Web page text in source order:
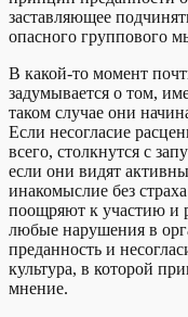
заставляющее
опасного группового
В какой-то момент
задумывается о том,
таком случае они
Если несогласие
всего, столкнутся с
если они видят
инакомыслие без
поощряют к участию и
любые нарушения в
преданность и
культура, в которой
мнение.